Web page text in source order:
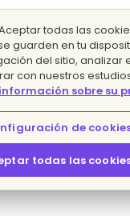
todas las
guarden en tu
del sitio, analizar
con nuestros
sobre su
de
todas las